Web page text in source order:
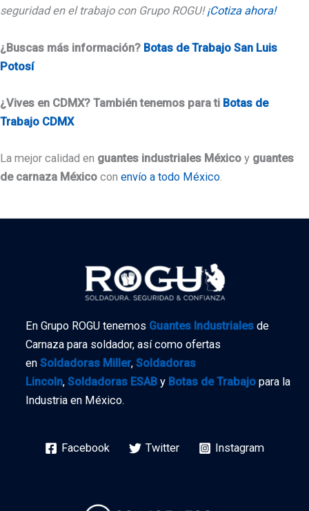
seguridad en el trabajo con Grupo ROGU!¡Cotiza ahora!
¿Buscas más información? Botas de Trabajo San Luis
Potosí
¿Vives en CDMX? También tenemos para ti Botas de
Trabajo CDMX
La mejor calidad en guantes industriales México y guantes
de carnaza México con envío a todo México.
En Grupo ROGU tenemos Guantes Industrialesde
Carnaza para soldador, así como ofertas
en Soldadoras Miller, Soldadoras
Lincoln, Soldadoras ESABy Botas de Trabajo para la
Industria en México.
Facebook Twitter Instagram